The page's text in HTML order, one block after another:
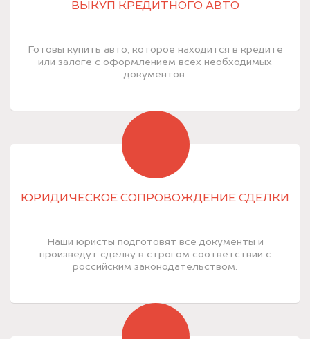
ВЫКУП КРЕДИТНОГО АВТО
Готовы купить авто, которое находится в кредите
или залоге с оформлением всех необходимых
документов.
ЮРИДИЧЕСКОЕ СОПРОВОЖДЕНИЕ СДЕЛКИ
Наши юристы подготовят все документы и
произведут сделку в строгом соответствии с
российским законодательством.